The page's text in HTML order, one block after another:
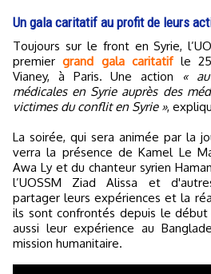
Un gala caritatif au profit de leurs
Toujours sur le front en Syrie, l’UOSSM organise aussi son
premiergrand gala caritatif le
Vianey, à Paris. Une action
«
médicales en Syrie auprès des
victimes du conflit en Syrie »,
La soirée, qui sera animée par la
verra la présence de Kamel Le
Awa Ly et du chanteur syrien
l’UOSSM Ziad Alissa et
partager leurs expériences et la
ils sont confrontés depuis le
aussi leur expérience au
mission humanitaire.